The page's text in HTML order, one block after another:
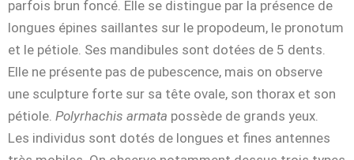
parfois brun foncé. Elle se distingue par la présence de
longues épines saillantes sur le propodeum, le pronotum
et le pétiole. Ses mandibules sont dotées de 5 dents.
Elle ne présente pas de pubescence, mais on observe
une sculpture forte sur sa tête ovale, son thorax et son
pétiole. Polyrhachis armata possède de grands yeux.
Les individus sont dotés de longues et fines antennes